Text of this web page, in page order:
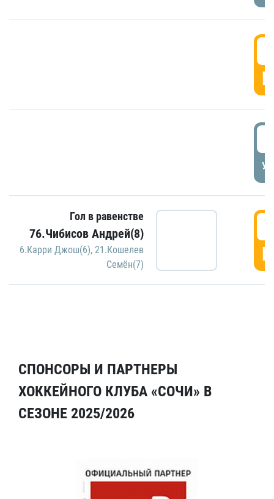
Гол в равенстве
76.Чибисов Андрей(8)
6.Карри Джош(6), 21.Кошелев
Семён(7)
СПОНСОРЫ И ПАРТНЕРЫ
ХОККЕЙНОГО КЛУБА «СОЧИ» В
СЕЗОНЕ 2025/2026